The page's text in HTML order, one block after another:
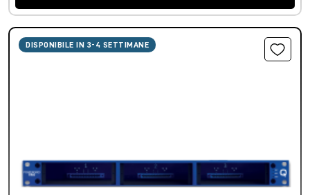
DISPONIBILE IN 3-4 SETTIMANE